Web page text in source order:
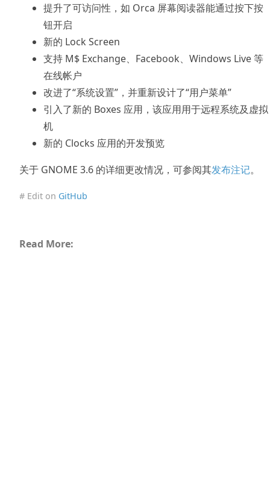
提升了可访问性，如 Orca 屏幕阅读器能通过按下按
钮开启
新的 Lock Screen
支持 M$ Exchange、Facebook、Windows Live 等
在线帐户
改进了“系统设置”，并重新设计了“用户菜单”
引入了新的 Boxes 应用，该应用用于远程系统及虚拟
机
新的 Clocks 应用的开发预览
关于 GNOME 3.6 的详细更改情况，可参阅其发布注记。
# Edit on GitHub
Read More: